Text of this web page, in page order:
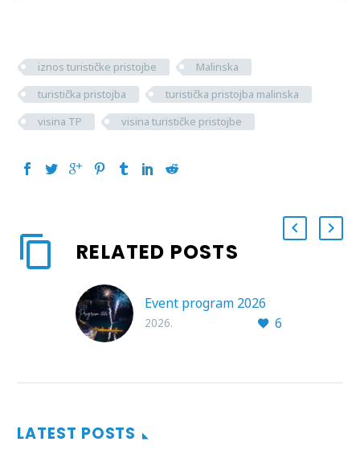
iznos turističke pristojbe
Malinska
turistička pristojba
turistička pristojba malinska
visina TP
visina turističke pristojbe
RELATED POSTS
Event program 2026
6
2026.
LATEST POSTS